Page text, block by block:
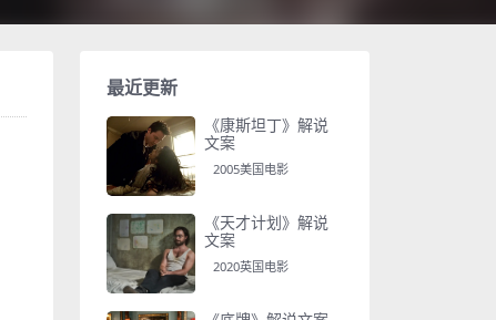
最近更新
《康斯坦丁》解说
文案
2005美国电影
《天才计划》解说
文案
2020英国电影